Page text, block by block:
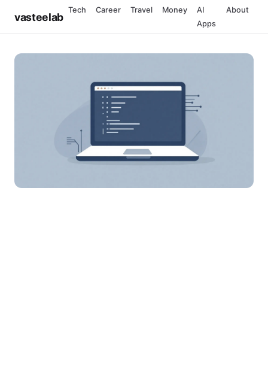
vasteelab
Tech Career Travel Money
AI
Apps
About